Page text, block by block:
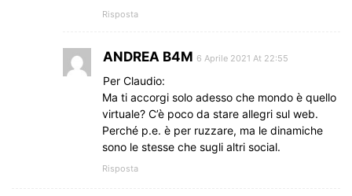
Risposta
ANDREA B4M 6 Aprile 2021 At 22:55
Per Claudio:
Ma ti accorgi solo adesso che mondo è quello
virtuale? C’è poco da stare allegri sul web.
Perché p.e. è per ruzzare, ma le dinamiche
sono le stesse che sugli altri social.
Risposta